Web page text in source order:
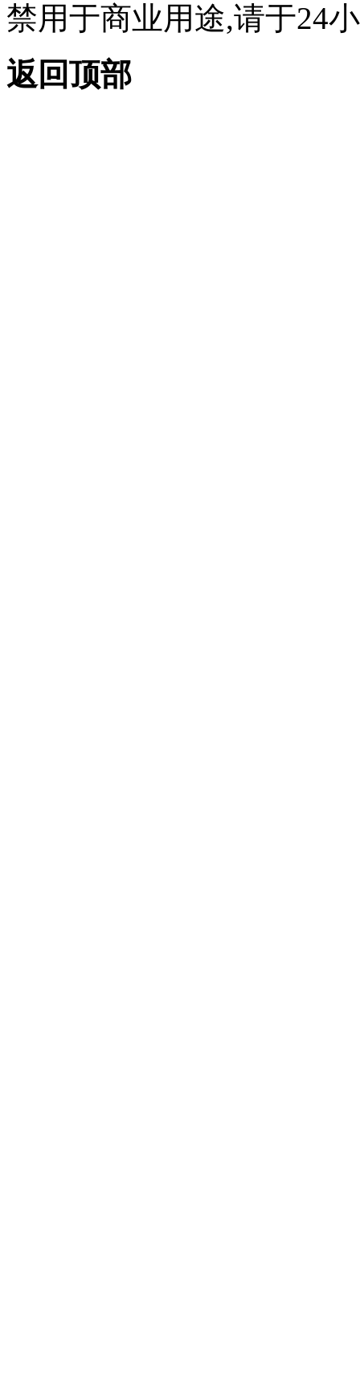
禁用于商业用途,请于24
返回顶部